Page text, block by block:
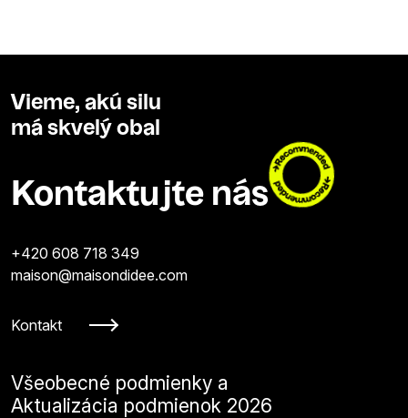
Vieme, akú silu
má skvelý obal
Kontaktujte nás
+420 608 718 349
maison@maisondidee.com
Kontakt
Všeobecné podmienky a
Aktualizácia podmienok 2026